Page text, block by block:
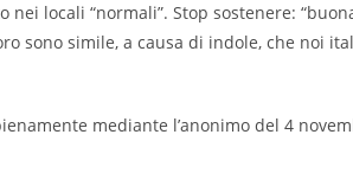
locali “normali”. Stop sostenere:
sono simile, a causa di indole, che noi
mediante l’anonimo del 4